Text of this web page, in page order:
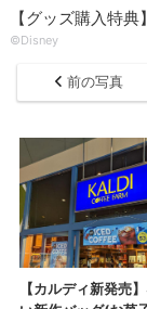
【グッズ購入特
©Disney
前の写真